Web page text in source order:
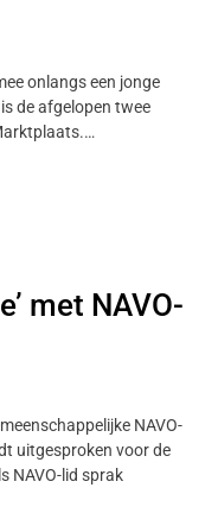
onlangs een jonge
de afgelopen twee
met NAVO-
NAVO-
uitgesproken voor de
NAVO-lid sprak